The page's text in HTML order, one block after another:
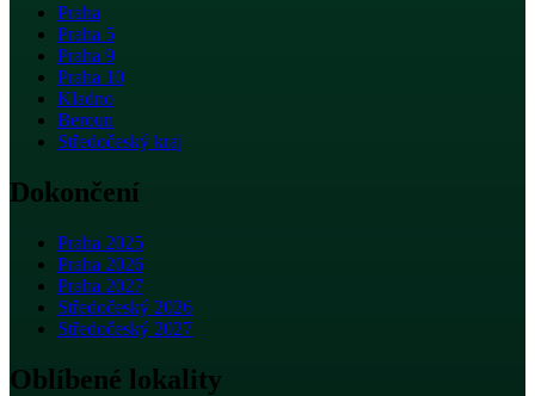
Praha
Praha 5
Praha 9
Praha 10
Kladno
Beroun
Středočeský kraj
Dokončení
Praha 2025
Praha 2026
Praha 2027
Středočeský 2026
Středočeský 2027
Oblíbené lokality